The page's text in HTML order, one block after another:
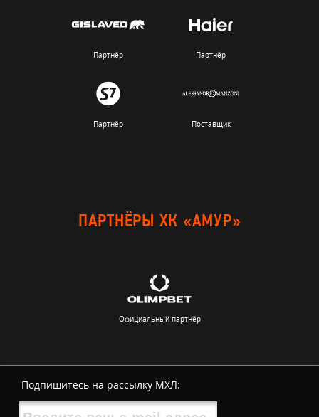
Партнёр Партнёр
Партнёр Поставщик
ПАРТНЁРЫ ХК «АМУР»
Официальный партнёр
Подпишитесь на рассылку МХЛ: